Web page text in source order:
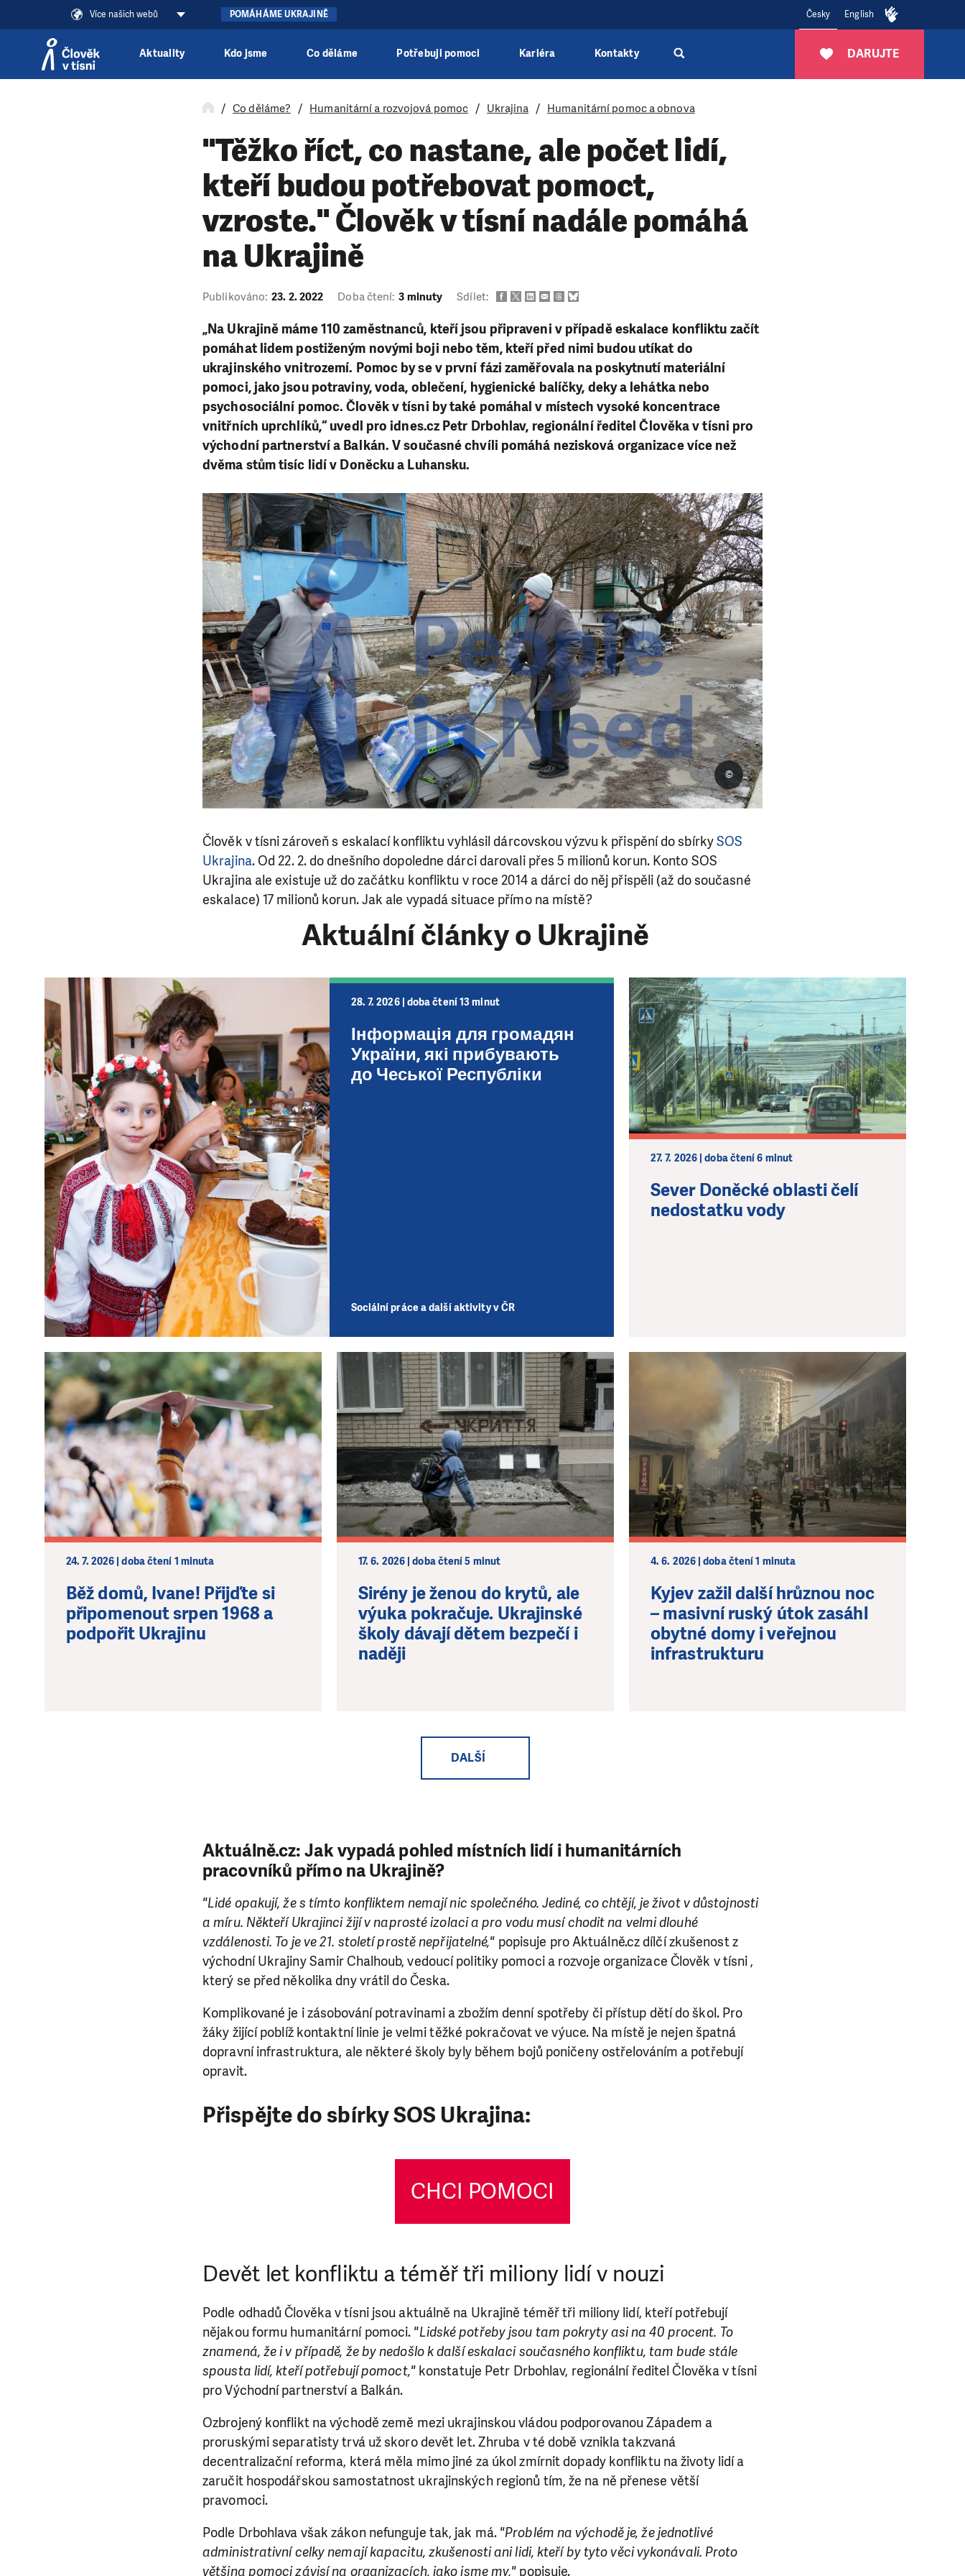
Více našich webů POMÁHÁME UKRAJINĚ Česky English
DARUJTE
Aktuality Kdo jsme Co děláme Potřebuji pomoci Kariéra Kontakty
Co děláme? Humanitární a rozvojová pomoc Ukrajina Humanitární pomoc a obnova
"Těžko říct, co nastane, ale počet lidí,
kteří budou potřebovat pomoct,
vzroste." Člověk v tísní nadále pomáhá
na Ukrajině
Publikováno: 23. 2. 2022 Doba čtení: 3 minuty Sdílet:
„Na Ukrajině máme 110 zaměstnanců, kteří jsou připraveni v případě eskalace konfliktu začít
pomáhat lidem postiženým novými boji nebo těm, kteří před nimi budou utíkat do
ukrajinského vnitrozemí. Pomoc by se v první fázi zaměřovala na poskytnutí materiální
pomoci, jako jsou potraviny, voda, oblečení, hygienické balíčky, deky a lehátka nebo
psychosociální pomoc. Člověk v tísni by také pomáhal v místech vysoké koncentrace
vnitřních uprchlíků,“ uvedl pro idnes.cz Petr Drbohlav, regionální ředitel Člověka v tísni pro
východní partnerství a Balkán.V současné chvíli pomáhá nezisková organizace více než
dvěma stům tisíc lidí v Doněcku a Luhansku.
©
Člověk v tísni zároveň s eskalací konfliktu vyhlásil dárcovskou výzvu k přispění do sbírkySOS
Ukrajina. Od 22. 2. do dnešního dopoledne dárci darovali přes 5 milionů korun. Konto SOS
Ukrajina ale existuje už do začátku konfliktu v roce 2014 a dárci do něj přispěli (až do současné
eskalace) 17 milionů korun. Jak ale vypadá situace přímo na místě?
Aktuální články o Ukrajině
28. 7. 2026 | doba čtení 13 minut
Інформація для громадян
України, які прибувають
до Чеської Республіки
Sociální práce a další aktivity v ČR
27. 7. 2026 | doba čtení 6 minut
Sever Doněcké oblasti čelí
nedostatku vody
24. 7. 2026 | doba čtení 1 minuta
Běž domů, Ivane! Přijďte si
připomenout srpen 1968 a
podpořit Ukrajinu
17. 6. 2026 | doba čtení 5 minut
Sirény je ženou do krytů, ale
výuka pokračuje. Ukrajinské
školy dávají dětem bezpečí i
naději
4. 6. 2026 | doba čtení 1 minuta
Kyjev zažil další hrůznou noc
– masivní ruský útok zasáhl
obytné domy i veřejnou
infrastrukturu
DALŠÍ
Aktuálně.cz: Jak vypadá pohled místních lidí i humanitárních
pracovníků přímo na Ukrajině?
"Lidé opakují, že s tímto konfliktem nemají nic společného. Jediné, co chtějí, je život v důstojnosti
a míru. Někteří Ukrajinci žijí v naprosté izolaci a pro vodu musí chodit na velmi dlouhé
vzdálenosti. To je ve 21. století prostě nepřijatelné," popisuje pro Aktuálně.cz dílčí zkušenost z
východní Ukrajiny Samir Chalhoub, vedoucí politiky pomoci a rozvoje organizace Člověk v tísni ,
který se před několika dny vrátil do Česka.
Komplikované je i zásobování potravinami a zbožím denní spotřeby či přístup dětí do škol. Pro
žáky žijící poblíž kontaktní linie je velmi těžké pokračovat ve výuce. Na místě je nejen špatná
dopravní infrastruktura, ale některé školy byly během bojů poničeny ostřelováním a potřebují
opravit.
Přispějte do sbírky SOS Ukrajina:
CHCI POMOCI
Devět let konfliktu a téměř tři miliony lidí v nouzi
Podle odhadů Člověka v tísni jsou aktuálně na Ukrajině téměř tři miliony lidí, kteří potřebují
nějakou formu humanitární pomoci. "Lidské potřeby jsou tam pokryty asi na 40 procent. To
znamená, že i v případě, že by nedošlo k další eskalaci současného konfliktu, tam bude stále
spousta lidí, kteří potřebují pomoct,"konstatuje Petr Drbohlav, regionální ředitel Člověka v tísni
pro Východní partnerství aBalkán.
Ozbrojený konflikt na východě země mezi ukrajinskou vládou podporovanou Západem a
proruskými separatisty trvá už skoro devět let. Zhruba v té době vznikla takzvaná
decentralizační reforma, která měla mimo jiné za úkol zmírnit dopady konfliktu na životy lidí a
zaručit hospodářskou samostatnost ukrajinských regionů tím, že na ně přenese větší
pravomoci.
Podle Drbohlava však zákon nefunguje tak, jak má. "Problém na východě je, že jednotlivé
administrativní celky nemají kapacitu, zkušenosti ani lidi, kteří by tyto věci vykonávali. Proto
většina pomoci závisí na organizacích, jako jsme my," popisuje.